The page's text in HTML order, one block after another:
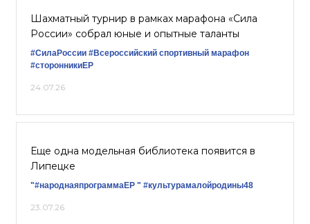
Шахматный турнир в рамках марафона «Сила
России» собрал юные и опытные таланты
#СилаРоссии #Всероссийский спортивный марафон
#сторонникиЕР
24.07.26
Еще одна модельная библиотека появится в
Липецке
"#народнаяпрограммаЕР " #культурамалойродины48
23.07.26